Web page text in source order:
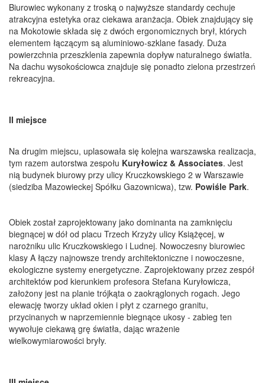
Biurowiec wykonany z troską o najwyższe standardy cechuje
atrakcyjna estetyka oraz ciekawa aranżacja. Obiek znajdujący się
na Mokotowie składa się z dwóch ergonomicznych brył, których
elementem łączącym są aluminiowo-szklane fasady. Duża
powierzchnia przeszklenia zapewnia dopływ naturalnego światła.
Na dachu wysokościowca znajduje się ponadto zielona przestrzeń
rekreacyjna.
II miejsce
Na drugim miejscu, uplasowała się kolejna warszawska realizacja,
tym razem autorstwa zespołu Kuryłowicz & Associates. Jest
nią budynek biurowy przy ulicy Kruczkowskiego 2 w Warszawie
(siedziba Mazowieckej Spółku Gazownicwa), tzw. Powiśle Park.
Obiek został zaprojektowany jako dominanta na zamknięciu
biegnącej w dół od placu Trzech Krzyży ulicy Książęcej, w
narożniku ulic Kruczkowskiego i Ludnej. Nowoczesny biurowiec
klasy A łączy najnowsze trendy architektoniczne i nowoczesne,
ekologiczne systemy energetyczne. Zaprojektowany przez zespół
architektów pod kierunkiem profesora Stefana Kuryłowicza,
założony jest na planie trójkąta o zaokrąglonych rogach. Jego
elewację tworzy układ okien i płyt z czarnego granitu,
przycinanych w naprzemiennie biegnące ukosy - zabieg ten
wywołuje ciekawą grę światła, dając wrażenie
wielkowymiarowości bryły.